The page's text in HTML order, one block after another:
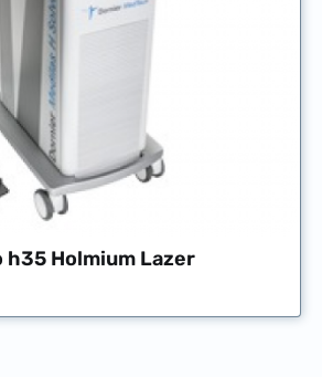
h35 Holmium Lazer